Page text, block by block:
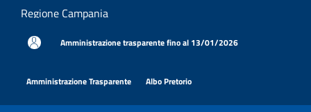
Salta al contenuto principale
Regione Campania
Amministrazione trasparente fino al 13/01/2026
Amministrazione Trasparente Albo Pretorio